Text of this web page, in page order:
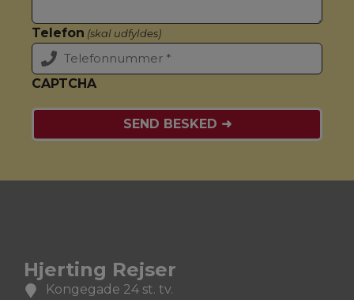
Telefon (skal udfyldes)
CAPTCHA
Hjerting Rejser
Kongegade 24 st. tv.